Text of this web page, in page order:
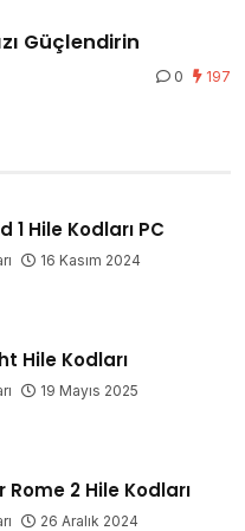
Güçlendirin
0 197
1 Hile Kodları PC
16 Kasım 2024
Hile Kodları
19 Mayıs 2025
Rome 2 Hile Kodları
26 Aralık 2024